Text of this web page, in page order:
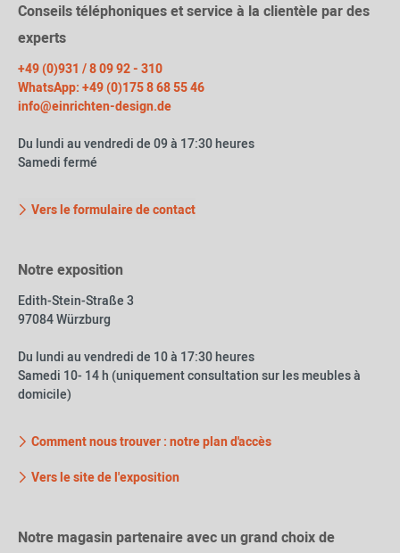
Conseils téléphoniques et service à la clientèle par des
experts
+49 (0)931 / 8 09 92 - 310
WhatsApp: +49 (0)175 8 68 55 46
info@einrichten-design.de
Du lundi au vendredi de 09 à 17:30 heures
Samedi fermé
Vers le formulaire de contact
Notre exposition
Edith-Stein-Straße 3
97084 Würzburg
Du lundi au vendredi de 10 à 17:30 heures
Samedi 10- 14 h (uniquement consultation sur les meubles à
domicile)
Comment nous trouver : notre plan d'accès
Vers le site de l'exposition
Notre magasin partenaire avec un grand choix de